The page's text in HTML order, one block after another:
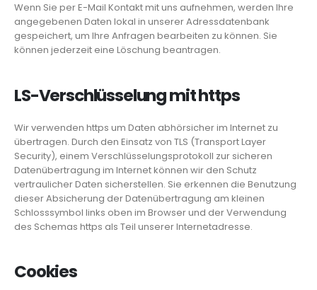
Wenn Sie per E-Mail Kontakt mit uns aufnehmen, werden Ihre
angegebenen Daten lokal in unserer Adressdatenbank
gespeichert, um Ihre Anfragen bearbeiten zu können. Sie
können jederzeit eine Löschung beantragen.
LS-Verschlüsselung mit https
Wir verwenden https um Daten abhörsicher im Internet zu
übertragen. Durch den Einsatz von TLS (Transport Layer
Security), einem Verschlüsselungsprotokoll zur sicheren
Datenübertragung im Internet können wir den Schutz
vertraulicher Daten sicherstellen. Sie erkennen die Benutzung
dieser Absicherung der Datenübertragung am kleinen
Schlosssymbol links oben im Browser und der Verwendung
des Schemas https als Teil unserer Internetadresse.
Cookies